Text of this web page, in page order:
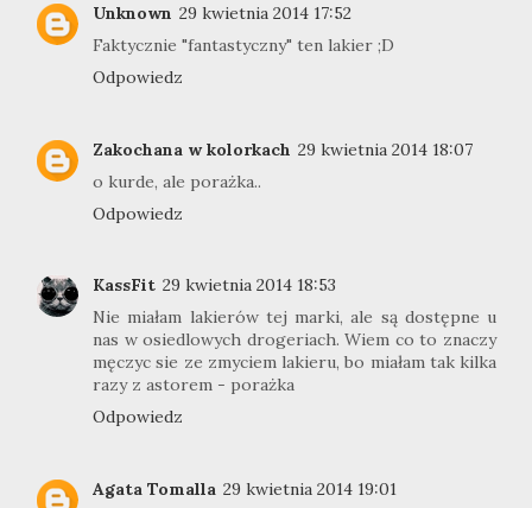
Unknown 29 kwietnia 2014 17:52
Faktycznie "fantastyczny" ten lakier ;D
Odpowiedz
Zakochana w kolorkach 29 kwietnia 2014 18:07
o kurde, ale porażka..
Odpowiedz
KassFit 29 kwietnia 2014 18:53
Nie miałam lakierów tej marki, ale są dostępne u
nas w osiedlowych drogeriach. Wiem co to znaczy
męczyc sie ze zmyciem lakieru, bo miałam tak kilka
razy z astorem - porażka
Odpowiedz
Agata Tomalla 29 kwietnia 2014 19:01